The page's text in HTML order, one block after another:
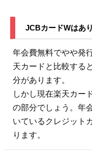
JCBカードWはあ
年会費無料でやや発
天カードと比較する
分があります。
しかし現在楽天カー
の部分でしょう。年
いているクレジット
ります。